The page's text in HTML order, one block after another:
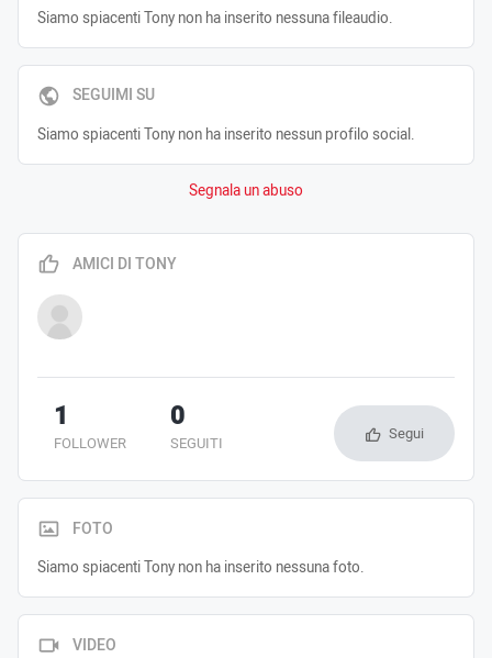
Siamo spiacenti Tony non ha inserito nessuna fileaudio.
SEGUIMI SU
Siamo spiacenti Tony non ha inserito nessun profilo social.
Segnala un abuso
AMICI DI TONY
FOLLOWER
1
SEGUITI
0 Segui
FOTO
Siamo spiacenti Tony non ha inserito nessuna foto.
VIDEO